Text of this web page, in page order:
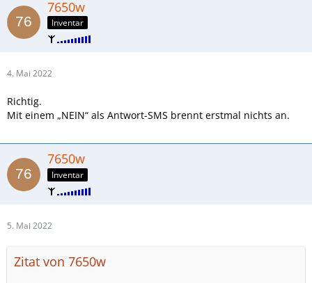
7650w
Inventar
4. Mai 2022
Richtig.
Mit einem „NEIN“ als Antwort-SMS brennt erstmal nichts an.
7650w
Inventar
5. Mai 2022
Zitat von 7650w